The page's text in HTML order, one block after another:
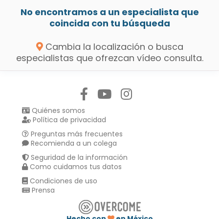
No encontramos a un especialista que
coincida con tu búsqueda
Cambia la localización o busca
especialistas que ofrezcan vídeo consulta.
Quiénes somos
Política de privacidad
Preguntas más frecuentes
Recomienda a un colega
Seguridad de la información
Como cuidamos tus datos
Condiciones de uso
Prensa